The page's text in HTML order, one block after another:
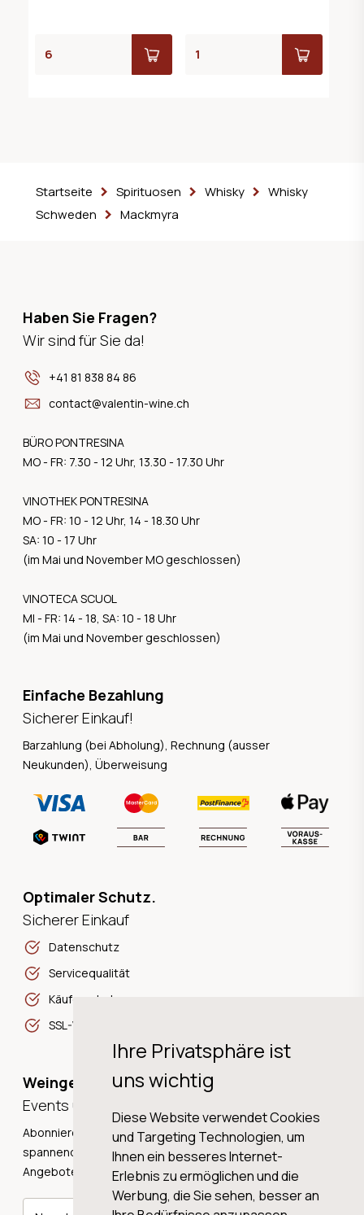
Ihre Privatsphäre ist
uns wichtig
Diese Website verwendet Cookies
und Targeting Technologien, um
Ihnen ein besseres Internet-
Erlebnis zu ermöglichen und die
Werbung, die Sie sehen, besser an
Startseite Spirituosen Whisky
Whisky
Schweden
Mackmyra
Haben Sie Fragen?
Wir sind für Sie da!
+41 81 838 84 86
contact@valentin-wine.ch
BÜRO PONTRESINA
MO - FR: 7.30 - 12 Uhr, 13.30 - 17.30 Uhr
VINOTHEK PONTRESINA
MO - FR: 10 - 12 Uhr, 14 - 18.30 Uhr
SA: 10 - 17 Uhr
(im Mai und November MO geschlossen)
VINOTECA SCUOL
MI - FR: 14 - 18, SA: 10 - 18 Uhr
(im Mai und November geschlossen)
Einfache Bezahlung
Sicherer Einkauf!
Barzahlung (bei Abholung), Rechnung (ausser
Neukunden), Überweisung
Optimaler Schutz.
Sicherer Einkauf
Datenschutz
Servicequalität
Käuferschutz
SSL-Verschlüsselung
Weingeschichten,
Events und Neuigkeiten!
Abonnieren Sie unseren Newsletter und erhalten Sie
spannende Weingeschichten, Neuigkeiten und tolle
Angebote direkt in Ihre Mailbox.